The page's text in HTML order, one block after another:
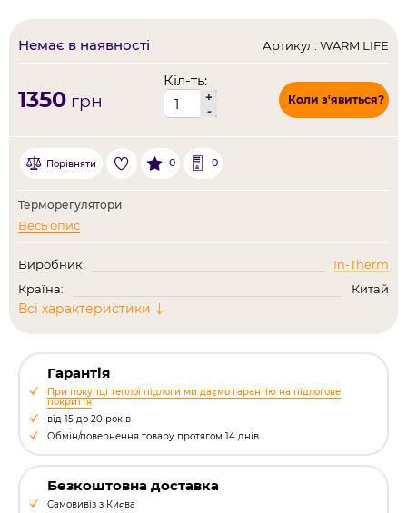
Немає в наявності Артикул: WARM LIFE
1350 грн
Кіл-ть:
+
-
Коли з'явиться?
Порівняти 0 0
Терморегулятори
Весь опис
Виробник
In-Therm
Країна:
Китай
Всі характеристики
Гарантія
При покупці теплої підлоги ми даємо гарантію на підлогове
покриття
від 15 до 20 років
Обмін/повернення товару протягом 14 днів
Безкоштовна доставка
Самовивіз з Києва